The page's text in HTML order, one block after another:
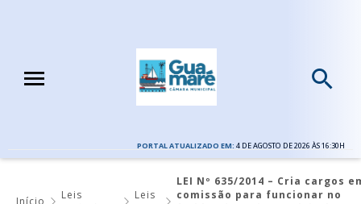
PORTAL ATUALIZADO EM: 4 DE AGOSTO DE 2026 ÀS 16:30H
Leis
Leis
LEI Nº 635/2014 – Cria cargos
comissão para funcionar no